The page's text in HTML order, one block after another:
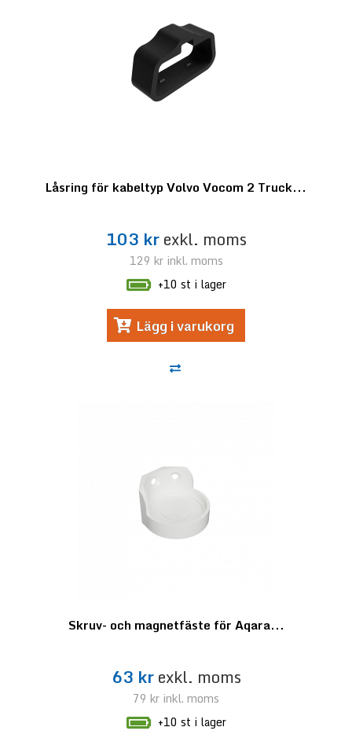
Låsring för kabeltyp Volvo Vocom 2 Truck...
103 krexkl. moms
129 krinkl. moms
+10 st i lager
Lägg i varukorg
Skruv- och magnetfäste för Aqara...
63 krexkl. moms
79 kr inkl. moms
+10 st i lager